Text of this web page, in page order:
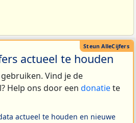
actueel te houden
Vind je de
Help ons door een donatiete
actueel te houden en nieuwe